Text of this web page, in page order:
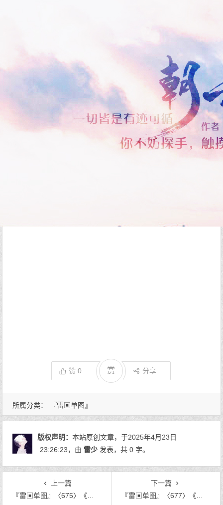
所属分类： 『雷▣单图』
赞 0 赏 分享
版权声明：本站原创文章，于2025年4月23日
23:26:23，由 雷少 发表，共 0 字。
上一篇
『雷▣单图』〈675〉《树叶。》
下一篇
『雷▣单图』〈677〉《白衣如是》